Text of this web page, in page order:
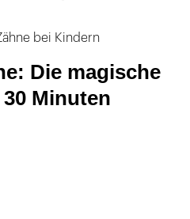
bei Kindern
Die magische
Minuten